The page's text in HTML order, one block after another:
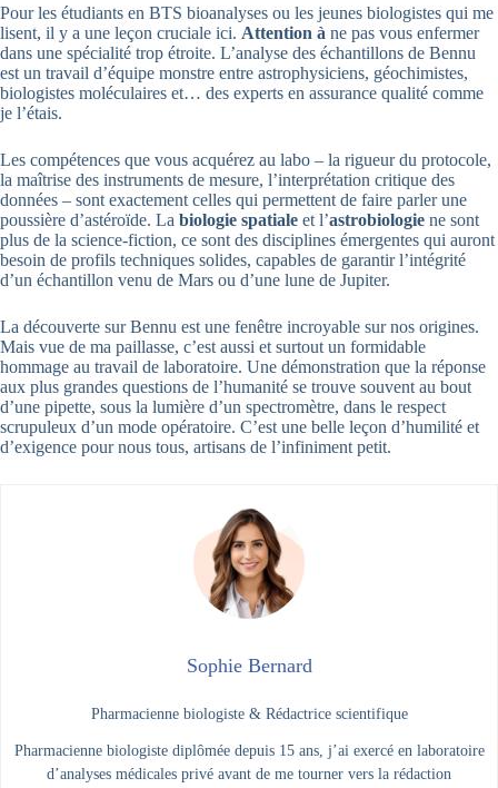
Pour les étudiants en BTS bioanalyses ou les jeunes biologistes qui me
lisent, il y a une leçon cruciale ici. Attention à ne pas vous enfermer
dans une spécialité trop étroite. L’analyse des échantillons de Bennu
est un travail d’équipe monstre entre astrophysiciens, géochimistes,
biologistes moléculaires et… des experts en assurance qualité comme
je l’étais.
Les compétences que vous acquérez au labo – la rigueur du protocole,
la maîtrise des instruments de mesure, l’interprétation critique des
données – sont exactement celles qui permettent de faire parler une
poussière d’astéroïde. La biologie spatiale et l’astrobiologie ne sont
plus de la science-fiction, ce sont des disciplines émergentes qui auront
besoin de profils techniques solides, capables de garantir l’intégrité
d’un échantillon venu de Mars ou d’une lune de Jupiter.
La découverte sur Bennu est une fenêtre incroyable sur nos origines.
Mais vue de ma paillasse, c’est aussi et surtout un formidable
hommage au travail de laboratoire. Une démonstration que la réponse
aux plus grandes questions de l’humanité se trouve souvent au bout
d’une pipette, sous la lumière d’un spectromètre, dans le respect
scrupuleux d’un mode opératoire. C’est une belle leçon d’humilité et
d’exigence pour nous tous, artisans de l’infiniment petit.
Sophie Bernard
Pharmacienne biologiste & Rédactrice scientifique
Pharmacienne biologiste diplômée depuis 15 ans, j’ai exercé en laboratoire
d’analyses médicales privé avant de me tourner vers la rédaction